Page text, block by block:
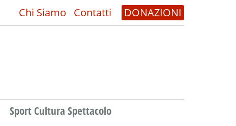
Chi Siamo Contatti DONAZIONI
Sport Cultura Spettacolo